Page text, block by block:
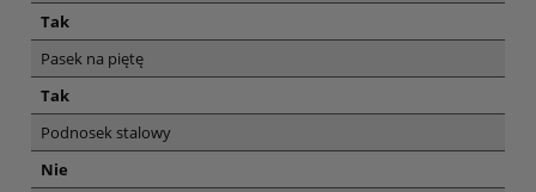
Tak
Pasek na piętę
Tak
Podnosek stalowy
Nie